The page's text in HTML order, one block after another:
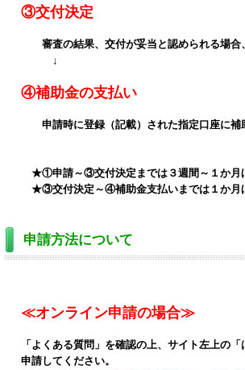
③交付決定
審査の結果、交付が妥当と認められる場合
↓
④補助金の支払い
申請時に登録（記載）された指定口座に補
★①申請～③交付決定までは３週間～１か月
★③交付決定～④補助金支払いまでは１か月
申請方法について
≪オンライン申請の場合≫
「よくある質問」を確認の上、サイト左上の
申請してください。